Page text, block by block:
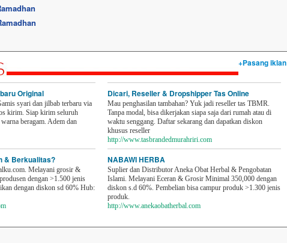
+Pasang iklan
Original
syari dan jilbab terbaru via
kirim. Siap kirim seluruh
beragam. Adem dan
& Berkualitas?
Melayani grosir &
dengan >1.500 jenis
dengan diskon sd 60% Hub:
Dicari, Reseller & Dropshipper Tas Online
Mau penghasilan tambahan? Yuk jadi reseller tas TBMR.
Tanpa modal, bisa dikerjakan siapa saja dari rumah atau di
waktu senggang. Daftar sekarang dan dapatkan diskon
khusus reseller
http://www.tasbrandedmurahriri.com
NABAWI HERBA
Suplier dan Distributor Aneka Obat Herbal & Pengobatan
Islami. Melayani Eceran & Grosir Minimal 350,000 dengan
diskon s.d 60%. Pembelian bisa campur produk >1.300 jenis
produk.
http://www.anekaobatherbal.com